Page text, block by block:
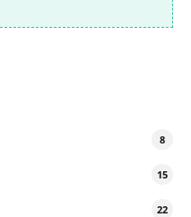
8
15
22